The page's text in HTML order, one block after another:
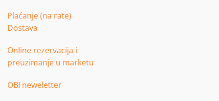
Plaćanje (na rate)
Dostava
Online rezervacija i
preuzimanje u marketu
OBI neweletter